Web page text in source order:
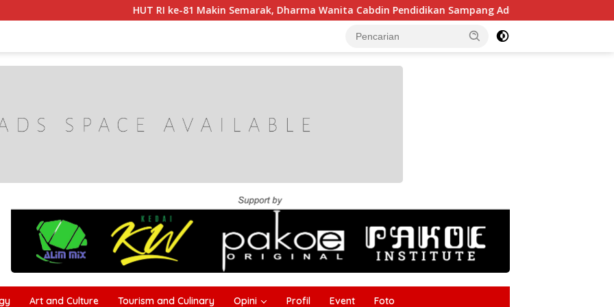
HUT RI ke-81 Makin Semarak, Dharma Wanita Cabdin Pendidikan Sampang Adu Kekompakan Lewat Lomba
Art and Culture Tourism and Culinary Opini Profil Event Foto